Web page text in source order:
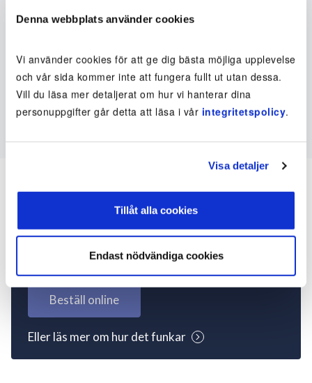
Denna webbplats använder cookies
Vi använder cookies för att ge dig bästa möjliga upplevelse
och vår sida kommer inte att fungera fullt ut utan dessa.
Vill du läsa mer detaljerat om hur vi hanterar dina
personuppgifter går detta att läsa i vår integritetspolicy.
Visa detaljer
Tillåt alla cookies
Endast nödvändiga cookies
Inte kund ännu? Kom
igång nu!
Beställ online
Eller läs mer om hur det funkar